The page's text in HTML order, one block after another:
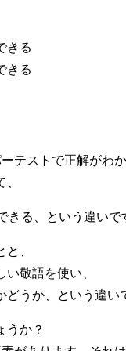
きる
きる
テストで正解がわか
る、という違いで
、
敬語を使い、
うか、という違い
うか？